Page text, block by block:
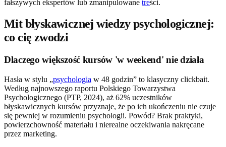
fałszywych ekspertów lub zmanipulowane treści.
Mit błyskawicznej wiedzy psychologicznej:
co cię zwodzi
Dlaczego większość kursów 'w weekend' nie działa
Hasła w stylu „psychologia w 48 godzin” to klasyczny clickbait.
Według najnowszego raportu Polskiego Towarzystwa
Psychologicznego (PTP, 2024), aż 62% uczestników
błyskawicznych kursów przyznaje, że po ich ukończeniu nie czuje
się pewniej w rozumieniu psychologii. Powód? Brak praktyki,
powierzchowność materiału i nierealne oczekiwania nakręcane
przez marketing.